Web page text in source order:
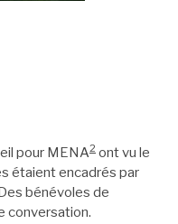
pour MENA2 ont vu le
étaient encadrés par
bénévoles de
conversation.